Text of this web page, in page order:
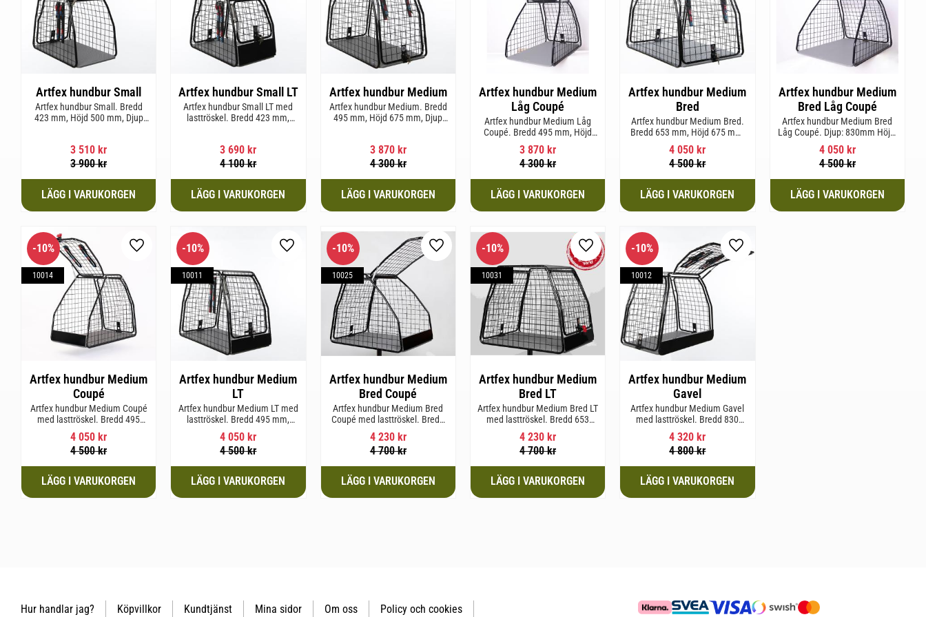
Artfex hundbur Small
Artfex hundbur Small. Bredd
423 mm, Höjd 500 mm, Djup
3 510 kr
3 900kr
Artfex hundbur Small LT
Artfex hundbur Small LT med
lasttröskel. Bredd 423 mm,
3 690 kr
4 100kr
Artfex hundbur Medium
Artfex hundbur Medium. Bredd
495 mm, Höjd 675 mm, Djup
3 870kr
4 300kr
Artfex hundbur Medium
Låg Coupé
Artfex hundbur Medium Låg
Coupé. Bredd 495 mm, Höjd
580 mm, Djup 830 mm och Vikt
15,2 kg.
3 870 kr
4 300kr
Artfex hundbur Medium
Bred
Artfex hundbur Medium Bred.
Bredd 653 mm, Höjd 675 mm,
Djup 830 mm och Vikt 19,7 kg.
4 050 kr
4 500kr
Artfex hundbur Medium
Bred Låg Coupé
Artfex hundbur Medium Bred
Låg Coupé. Djup: 830mm Höjd:
580mm Bredd: 653mm Vikt:
17,5kg
4 050kr
4 500kr
Artfex hundbur Medium
Coupé
Artfex hundbur Medium Coupé
med lasttröskel. Bredd 495
mm, Höjd 675 mm, Djup 830
mm och Vikt 15,8 kg.
4 050 kr
4 500kr
10%
10014
Lägg till i favoriter
Artfex hundbur Medium
LT
Artfex hundbur Medium LT med
lasttröskel. Bredd 495 mm,
Höjd 675 mm, Djup 830 mm
och Vikt 17 kg.
4 050 kr
4 500kr
10%
10011
Lägg till i favoriter
Artfex hundbur Medium
Bred Coupé
Artfex hundbur Medium Bred
Coupé med lasttröskel. Bredd
653 mm, Höjd 675 mm, Djup
830 mm och Vikt 19,4 kg.
4 230kr
4 700kr
10%
10025
Lägg till i favoriter
Artfex hundbur Medium
Bred LT
Artfex hundbur Medium Bred LT
med lasttröskel. Bredd 653
mm, Höjd 675 mm, Djup 830
mm och Vikt 20,2 kg.
4 230 kr
4 700kr
10%
10031
Lägg till i favoriter
Artfex hundbur Medium
Gavel
Artfex hundbur Medium Gavel
med lasttröskel. Bredd 830
mm, Höjd 675 mm, Djup 495
mm och Vikt 20,1 kg.
4 320 kr
4 800kr
10%
10012
Lägg till i favoriter
Hur handlar jag? Köpvillkor Kundtjänst Mina sidor Om oss Policy och cookies